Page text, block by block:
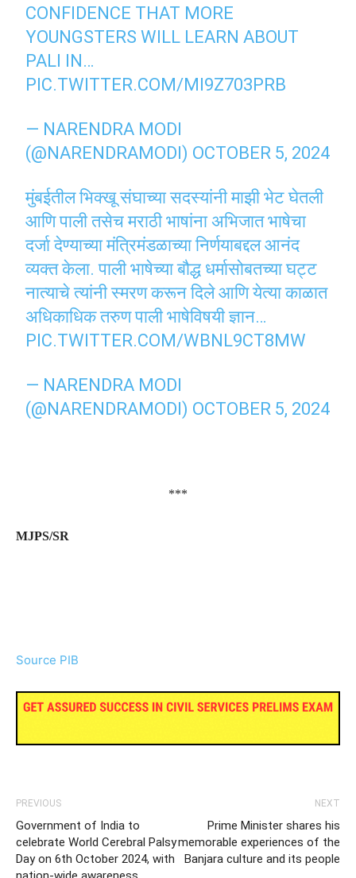
CONFIDENCE THAT MORE
YOUNGSTERS WILL LEARN ABOUT
PALI IN…
PIC.TWITTER.COM/MI9Z703PRB
— NARENDRA MODI
(@NARENDRAMODI) OCTOBER 5, 2024
मुंबईतील भिक्खू संघाच्या सदस्यांनी माझी भेट घेतली
आणि पाली तसेच मराठी भाषांना अभिजात भाषेचा
दर्जा देण्याच्या मंत्रिमंडळाच्या निर्णयाबद्दल आनंद
व्यक्त केला. पाली भाषेच्या बौद्ध धर्मासोबतच्या घट्ट
नात्याचे त्यांनी स्मरण करून दिले आणि येत्या काळात
अधिकाधिक तरुण पाली भाषेविषयी ज्ञान…
PIC.TWITTER.COM/WBNL9CT8MW
— NARENDRA MODI
(@NARENDRAMODI) OCTOBER 5, 2024
***
MJPS/SR
Source PIB
PREVIOUS
Government of India to
celebrate World Cerebral Palsy
Day on 6th October 2024, with
NEXT
Prime Minister shares his
memorable experiences of the
Banjara culture and its people